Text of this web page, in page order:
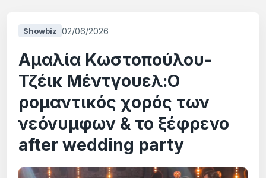
Showbiz 02/06/2026
Αμαλία Κωστοπούλου-
Τζέικ Μέντγουελ:Ο
ρομαντικός χορός των
νεόνυμφων & το ξέφρενο
after wedding party